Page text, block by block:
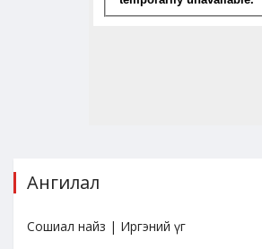
Ангилал
Сошиал найз | Иргэний үг